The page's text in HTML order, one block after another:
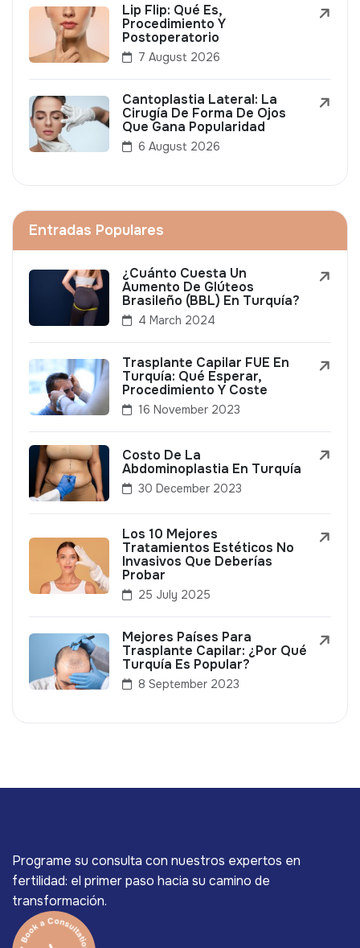
Lip Flip: Qué Es,
Procedimiento Y
Postoperatorio
7 August 2026
Cantoplastia Lateral: La
Cirugía De Forma De Ojos
Que Gana Popularidad
6 August 2026
Entradas Populares
¿Cuánto Cuesta Un
Aumento De Glúteos
Brasileño (BBL) En Turquía?
4 March 2024
Trasplante Capilar FUE En
Turquía: Qué Esperar,
Procedimiento Y Coste
16 November 2023
Costo De La
Abdominoplastia En Turquía
30 December 2023
Los 10 Mejores
Tratamientos Estéticos No
Invasivos Que Deberías
Probar
25 July 2025
Mejores Países Para
Trasplante Capilar: ¿Por Qué
Turquía Es Popular?
8 September 2023
Programe su consulta con nuestros expertos en
fertilidad: el primer paso hacia su camino de
transformación.